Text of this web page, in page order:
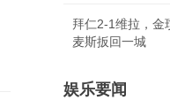
拜仁2-1维拉，金
麦斯扳回一城
娱乐要闻